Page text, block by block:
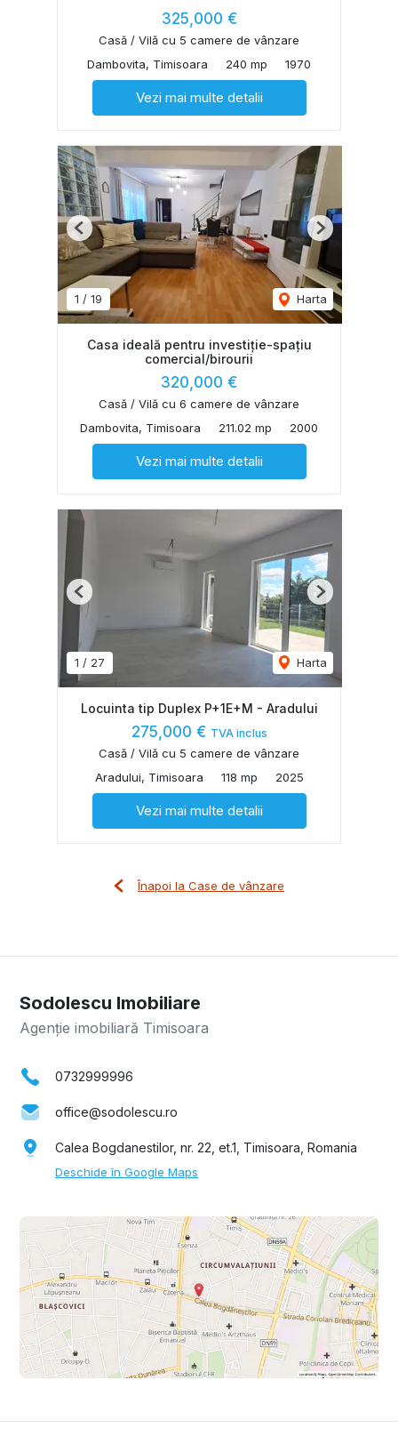
325,000 €
Casă / Vilă cu 5 camere de vânzare
Dambovita, Timisoara
240 mp 1970
Vezi mai multe detalii
1 / 19 Harta
Previous Next
Casa ideală pentru investiție-spațiu
comercial/birourii
320,000 €
Casă / Vilă cu 6 camere de vânzare
Dambovita, Timisoara
211.02 mp 2000
Vezi mai multe detalii
1 / 27 Harta
Previous Next
Locuinta tip Duplex P+1E+M - Aradului
275,000 € TVA inclus
Casă / Vilă cu 5 camere de vânzare
Aradului, Timisoara
118 mp 2025
Vezi mai multe detalii
Înapoi la Case de vânzare
Sodolescu Imobiliare
Agenție imobiliară Timisoara
0732999996
office@sodolescu.ro
Calea Bogdanestilor, nr. 22, et.1, Timisoara, Romania
Deschide în Google Maps